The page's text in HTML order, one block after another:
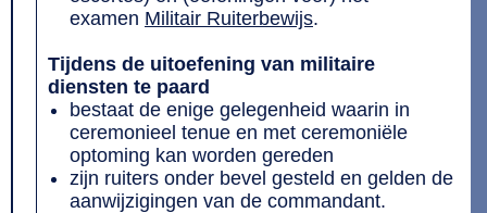
examen Militair Ruiterbewijs.
Tijdens de uitoefening van militaire
diensten te paard
bestaat de enige gelegenheid waarin in
ceremonieel tenue en met ceremoniële
optoming kan worden gereden
zijn ruiters onder bevel gesteld en gelden de
aanwijzigingen van de commandant.